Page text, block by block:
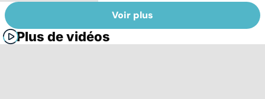
Voir plus
Plus de vidéos